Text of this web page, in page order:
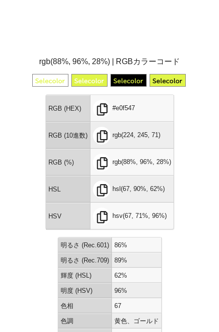
rgb(88%, 96%, 28%) | RGBカラーコード
RGB (HEX) #e0f547
RGB (10進数) rgb(224, 245, 71)
RGB (%) rgb(88%, 96%, 28%)
HSL hsl(67, 90%, 62%)
HSV hsv(67, 71%, 96%)
明るさ (Rec.601) 86%
明るさ (Rec.709) 89%
輝度 (HSL) 62%
明度 (HSV) 96%
色相 67
色調 黄色、ゴールド